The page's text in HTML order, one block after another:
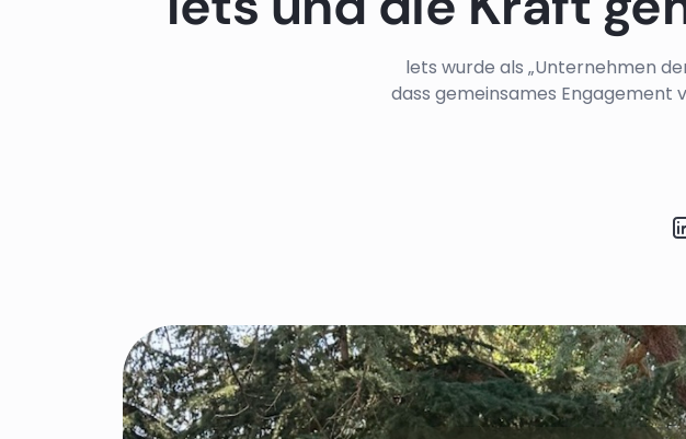
lets wurde als „Unternehmen
dass gemeinsames Engagement